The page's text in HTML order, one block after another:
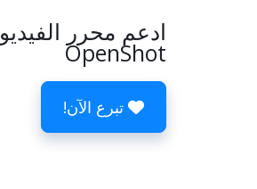
ادعم محرر الفيديو
OpenShot
تبرع الآن!